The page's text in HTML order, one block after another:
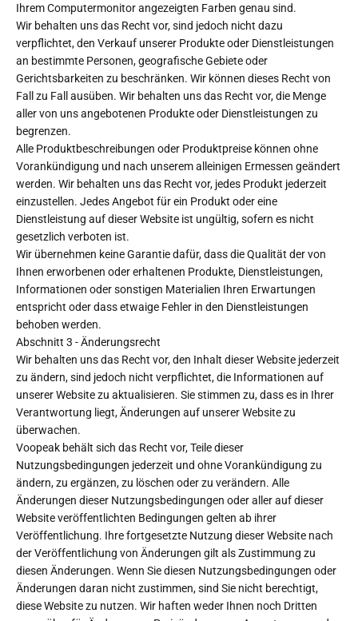
Ihrem Computermonitor angezeigten Farben genau sind.
Wir behalten uns das Recht vor, sind jedoch nicht dazu
verpflichtet, den Verkauf unserer Produkte oder Dienstleistungen
an bestimmte Personen, geografische Gebiete oder
Gerichtsbarkeiten zu beschränken. Wir können dieses Recht von
Fall zu Fall ausüben. Wir behalten uns das Recht vor, die Menge
aller von uns angebotenen Produkte oder Dienstleistungen zu
begrenzen.
Alle Produktbeschreibungen oder Produktpreise können ohne
Vorankündigung und nach unserem alleinigen Ermessen geändert
werden. Wir behalten uns das Recht vor, jedes Produkt jederzeit
einzustellen. Jedes Angebot für ein Produkt oder eine
Dienstleistung auf dieser Website ist ungültig, sofern es nicht
gesetzlich verboten ist.
Wir übernehmen keine Garantie dafür, dass die Qualität der von
Ihnen erworbenen oder erhaltenen Produkte, Dienstleistungen,
Informationen oder sonstigen Materialien Ihren Erwartungen
entspricht oder dass etwaige Fehler in den Dienstleistungen
behoben werden.
Abschnitt 3 - Änderungsrecht
Wir behalten uns das Recht vor, den Inhalt dieser Website jederzeit
zu ändern, sind jedoch nicht verpflichtet, die Informationen auf
unserer Website zu aktualisieren. Sie stimmen zu, dass es in Ihrer
Verantwortung liegt, Änderungen auf unserer Website zu
überwachen.
Voopeak behält sich das Recht vor, Teile dieser
Nutzungsbedingungen jederzeit und ohne Vorankündigung zu
ändern, zu ergänzen, zu löschen oder zu verändern. Alle
Änderungen dieser Nutzungsbedingungen oder aller auf dieser
Website veröffentlichten Bedingungen gelten ab ihrer
Veröffentlichung. Ihre fortgesetzte Nutzung dieser Website nach
der Veröffentlichung von Änderungen gilt als Zustimmung zu
diesen Änderungen. Wenn Sie diesen Nutzungsbedingungen oder
Änderungen daran nicht zustimmen, sind Sie nicht berechtigt,
diese Website zu nutzen. Wir haften weder Ihnen noch Dritten